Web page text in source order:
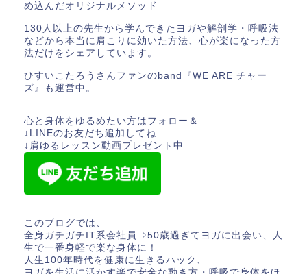
め込んだオリジナルメソッド
130人以上の先生から学んできたヨガや解剖学・呼吸法
などから本当に肩こりに効いた方法、心が楽になった方
法だけをシェアしています。
ひすいこたろうさんファンのband『WE ARE チャー
ズ』も運営中。
心と身体をゆるめたい方はフォロー＆
↓LINEのお友だち追加してね
↓肩ゆるレッスン動画プレゼント中
このブログでは、
全身ガチガチIT系会社員⇒50歳過ぎてヨガに出会い、人
生で一番身軽で楽な身体に！
人生100年時代を健康に生きるハック、